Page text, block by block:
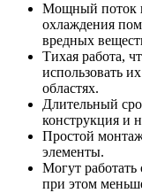
Мощный поток
охлаждения
вредных
Тихая работа,
использовать
областях.
Длительный
конструкция и
Простой
элементы.
Могут
при этом